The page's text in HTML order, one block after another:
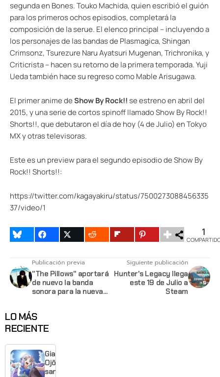
segunda en Bones. Touko Machida, quien escribió el guión
para los primeros ochos episodios, completará la
composición de la serue. El elenco principal – incluyendo a
los personajes de las bandas de Plasmagica, Shingan
Crimsonz, Tsurezure Naru Ayatsuri Mugenan, Trichronika, y
Criticrista – hacen su retorno de la primera temporada. Yuji
Ueda también hace su regreso como Mable Arisugawa.
El primer anime deShow By Rock!!se estreno en abril del
2015, y una serie de cortos spinoff llamado Show By Rock!!
Shorts!!, que debutaron el día de hoy (4 de Julio) en Tokyo
MX y otras televisoras.
Este es un preview para el segundo episodio de Show By
Rock!! Shorts!!:
https://twitter.com/kagayakiru/status/7500273088456335
37/video/1
1
Publicación previa
"The Pillows" aportará
de nuevo la banda
sonora para la nueva
Siguiente publicación
Hunter's Legacy llega
este 19 de Julio a
Steam
LO MÁS
RECIENTE
Giant
Ojō-
sama